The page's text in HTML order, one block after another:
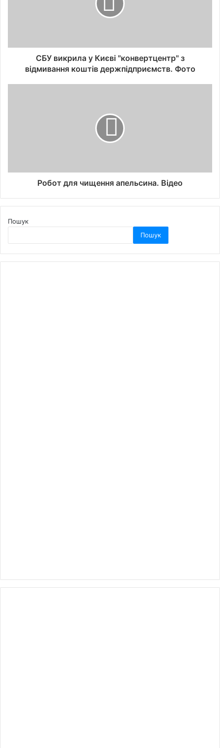
СБУ викрила у Києві "конвертцентр" з
відмивання коштів держпідприємств. Фото
Робот для чищення апельсина. Відео
Пошук
Пошук